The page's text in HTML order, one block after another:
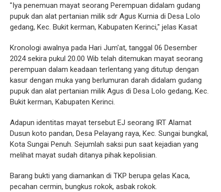
"Iya penemuan mayat seorang Perempuan didalam gudang
pupuk dan alat pertanian milik sdr Agus Kurnia di Desa Lolo
gedang, Kec. Bukit kerman, Kabupaten Kerinci," jelas Kasat
Kronologi awalnya pada Hari Jum'at, tanggal 06 Desember
2024 sekira pukul 20.00 Wib telah ditemukan mayat seorang
perempuan dalam keadaan terlentang yang ditutup dengan
kasur dengan muka yang berlumuran darah didalam gudang
pupuk dan alat pertanian milik Agus di Desa Lolo gedang, Kec.
Bukit kerman, Kabupaten Kerinci.
Adapun identitas mayat tersebut EJ seorang IRT Alamat
Dusun koto pandan, Desa Pelayang raya, Kec. Sungai bungkal,
Kota Sungai Penuh. Sejumlah saksi pun saat kejadian yang
melihat mayat sudah ditanya pihak kepolisian.
Barang bukti yang diamankan di TKP berupa gelas Kaca,
pecahan cermin, bungkus rokok, asbak rokok.